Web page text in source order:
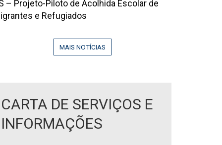
– Projeto-Piloto de Acolhida Escolar de
e Refugiados
MAIS NOTÍCIAS
CARTA DE SERVIÇOS E
INFORMAÇÕES